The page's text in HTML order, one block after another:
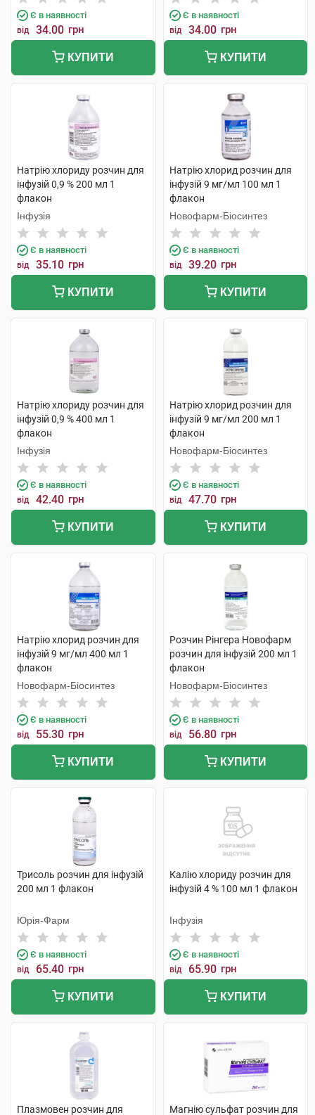
Є в наявності
від 34.00 грн
КУПИТИ
Є в наявності
від 34.00 грн
КУПИТИ
Натрію хлориду розчин для
інфузій 0,9 % 200 мл 1
флакон
Інфузія
Є в наявності
від 35.10 грн
КУПИТИ
Натрію хлорид розчин для
інфузій 9 мг/мл 100 мл 1
флакон
Новофарм-Біосинтез
Є в наявності
від 39.20 грн
КУПИТИ
Натрію хлориду розчин для
інфузій 0,9 % 400 мл 1
флакон
Інфузія
Є в наявності
від 42.40 грн
КУПИТИ
Натрію хлорид розчин для
інфузій 9 мг/мл 200 мл 1
флакон
Новофарм-Біосинтез
Є в наявності
від 47.70 грн
КУПИТИ
Натрію хлорид розчин для
інфузій 9 мг/мл 400 мл 1
флакон
Новофарм-Біосинтез
Є в наявності
від 55.30 грн
КУПИТИ
Розчин Рінгера Новофарм
розчин для інфузій 200 мл 1
флакон
Новофарм-Біосинтез
Є в наявності
від 56.80 грн
КУПИТИ
Трисоль розчин для інфузій
200 мл 1 флакон
Юрія-Фарм
Є в наявності
від 65.40 грн
КУПИТИ
Калію хлориду розчин для
інфузій 4 % 100 мл 1 флакон
Інфузія
Є в наявності
від 65.90 грн
КУПИТИ
Плазмовен розчин для Магнію сульфат розчин для